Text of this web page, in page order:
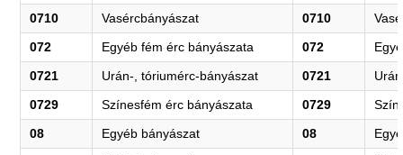
0710 Vasércbányászat 0710
072 Egyéb fém érc bányászata 072
0721 Urán-, tóriumérc-bányászat 0721
0729 Színesfém érc bányászata 0729
08 Egyéb bányászat 08